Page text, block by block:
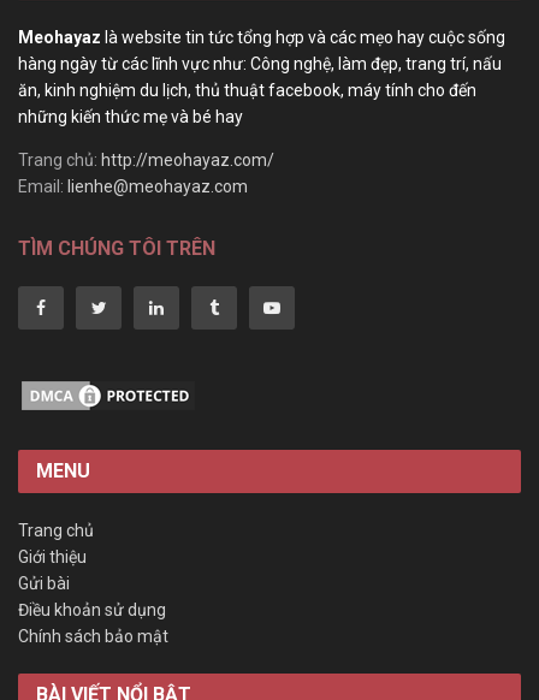
Meohayaz là website tin tức tổng hợp và các mẹo hay cuộc sống
hàng ngày từ các lĩnh vực như: Công nghệ, làm đẹp, trang trí, nấu
ăn, kinh nghiệm du lịch, thủ thuật facebook, máy tính cho đến
những kiến thức mẹ và bé hay
Trang chủ: http://meohayaz.com/
Email: lienhe@meohayaz.com
TÌM CHÚNG TÔI TRÊN
MENU
Trang chủ
Giới thiệu
Gửi bài
Điều khoản sử dụng
Chính sách bảo mật
BÀI VIẾT NỔI BẬT